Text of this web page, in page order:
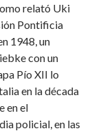
relató Uki
Pontificia
1948, un
con un
Pío XII lo
en la década
en el
policial, en las